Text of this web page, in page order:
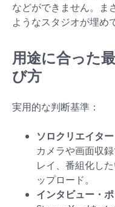
などができません。ま
ようなスタジオが埋め
用途に合った
び方
実用的な判断基準：
ソロクリエイタ
カメラや画面収
レイ、番組化し
ップロード。
インタビュー・